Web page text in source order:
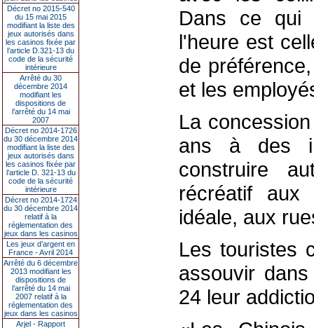
Décret no 2015-540
du 15 mai 2015
modifiant la liste des
jeux autorisés dans
les casinos fixée par
l’article D.321-13 du
code de la sécurité
intérieure
Arrêté du 30
décembre 2014
modifiant les
dispositions de
l’arrêté du 14 mai
2007
Décret no 2014-1726
du 30 décembre 2014
modifiant la liste des
jeux autorisés dans
les casinos fixée par
l’article D. 321-13 du
code de la sécurité
intérieure
Décret no 2014-1724
du 30 décembre 2014
relatif à la
réglementation des
jeux dans les casinos
Les jeux d’argent en
France - Avril 2014
Arrêté du 6 décembre
2013 modifiant les
dispositions de
l’arrêté du 14 mai
2007 relatif à la
réglementation des
jeux dans les casinos
Arjel - Rapport
Dans ce qui
l'heure est
de
et les
La
ans à des
construire
récréatif
idéale, aux
Les touristes
assouvir
24 leur